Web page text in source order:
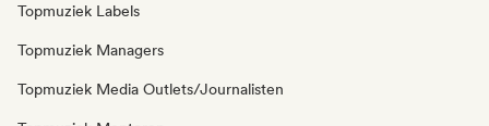
Topmuziek Labels
Topmuziek Managers
Topmuziek Media Outlets/Journalisten